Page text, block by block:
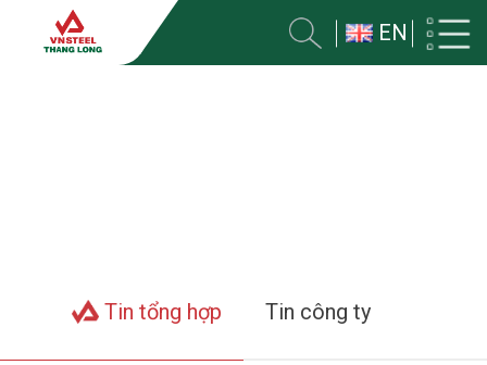
EN
Tin tổng hợp Tin công ty